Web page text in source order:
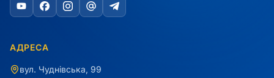
АДРЕСА
вул. Чуднівська, 99